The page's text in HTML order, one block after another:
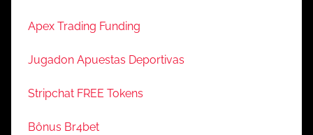
Apex Trading Funding
Jugadon Apuestas Deportivas
Stripchat FREE Tokens
Bônus Br4bet